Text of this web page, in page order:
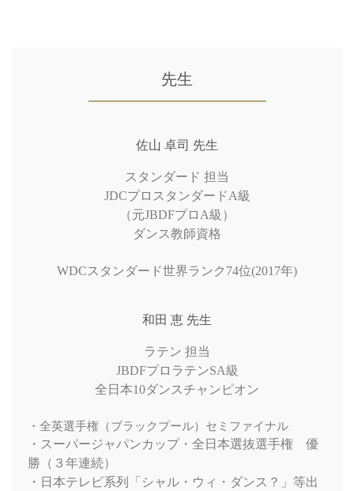
先生
佐山 卓司 先生
スタンダード 担当
JDCプロスタンダードA級
（元JBDFプロA級）
ダンス教師資格
WDCスタンダード世界ランク74位(2017年)
和田 恵 先生
ラテン 担当
JBDFプロラテンSA級
全日本10ダンスチャンピオン
・全英選手権（ブラックプール）セミファイナル
・スーパージャパンカップ・全日本選抜選手権 優
勝（３年連続）
・日本テレビ系列「シャル・ウィ・ダンス？」等出